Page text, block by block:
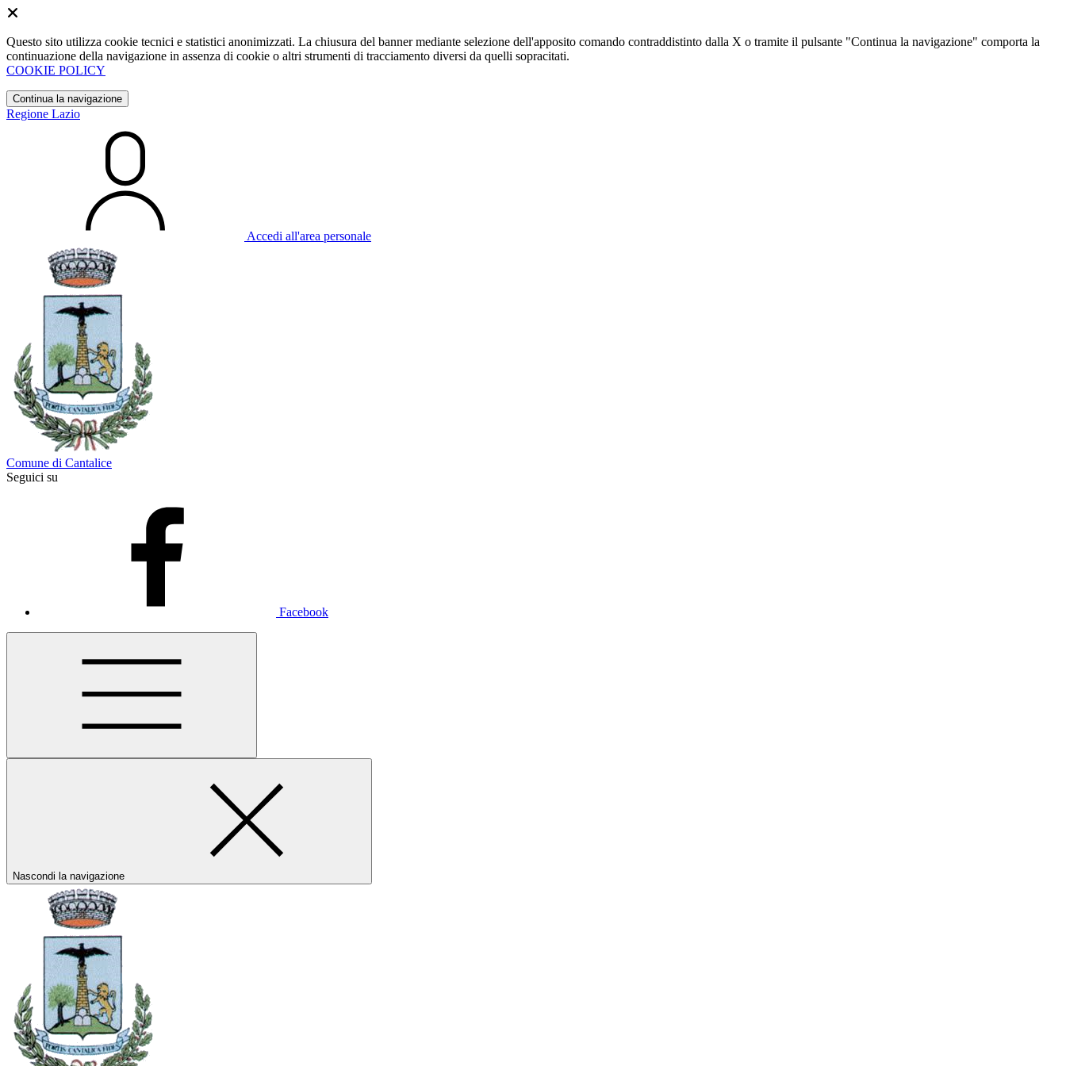
Questo sito utilizza cookie tecnici e statistici anonimizzati. La chiusura del banner mediante selezione dell'apposito comando contraddistinto dalla X o tramite il pulsante "Continua la navigazione" comporta la
continuazione della navigazione in assenza di cookie o altri strumenti di tracciamento diversi da quelli sopracitati.
COOKIE POLICY
Continua la navigazione
Regione Lazio
Accedi all'area personale
Comune di Cantalice
Seguici su
Facebook
Nascondi la navigazione